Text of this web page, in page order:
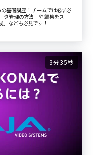
基礎講座！ チームでは必ず必
タ管理の方法」や 編集をス
」なども必見です！
3分35秒